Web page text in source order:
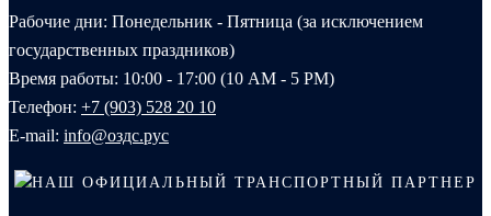
Рабочие дни: Понедельник - Пятница (за исключением
государственных праздников)
Время работы: 10:00 - 17:00 (10 AM - 5 PM)
Телефон: +7 (903) 528 20 10‬
E-mail: info@оздс.рус
НАШ ОФИЦИАЛЬНЫЙ ТРАНСПОРТНЫЙ ПАРТНЕР